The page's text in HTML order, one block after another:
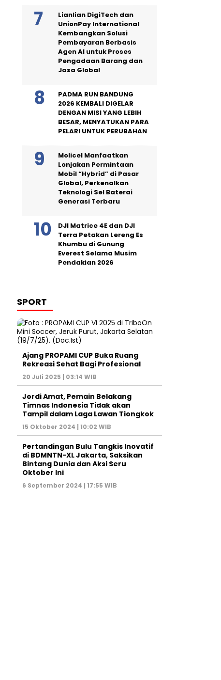
Lianlian DigiTech dan
UnionPay International
Kembangkan Solusi
Pembayaran Berbasis
Agen AI untuk Proses
Pengadaan Barang dan
Jasa Global
PADMA RUN BANDUNG
2026 KEMBALI DIGELAR
DENGAN MISI YANG LEBIH
BESAR, MENYATUKAN PARA
PELARI UNTUK PERUBAHAN
Molicel Manfaatkan
Lonjakan Permintaan
Mobil “Hybrid” di Pasar
Global, Perkenalkan
Teknologi Sel Baterai
Generasi Terbaru
DJI Matrice 4E dan DJI
Terra Petakan Lereng Es
Khumbu di Gunung
Everest Selama Musim
Pendakian 2026
SPORT
Ajang PROPAMI CUP Buka Ruang
Rekreasi Sehat Bagi Profesional
20 Juli 2025 | 03:14 WIB
Jordi Amat, Pemain Belakang
Timnas Indonesia Tidak akan
Tampil dalam Laga Lawan Tiongkok
15 Oktober 2024 | 10:02 WIB
Pertandingan Bulu Tangkis Inovatif
di BDMNTN-XL Jakarta, Saksikan
Bintang Dunia dan Aksi Seru
Oktober Ini
6 September 2024 | 17:55 WIB